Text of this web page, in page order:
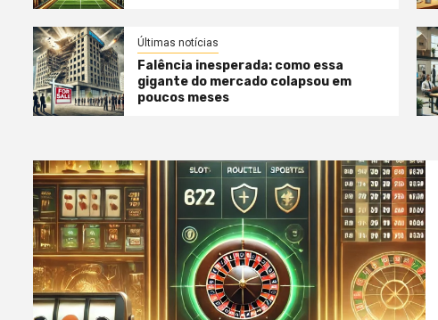
Últimas notícias
Falência inesperada: como essa
gigante do mercado colapsou em
poucos meses